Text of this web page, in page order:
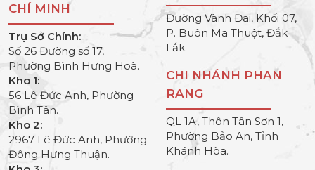
CHÍ MINH
Trụ Sở Chính:
Số 26 Đường số 17,
Phường Bình Hưng Hoà.
Kho 1:
56 Lê Đức Anh, Phường
Bình Tân.
Kho 2:
2967 Lê Đức Anh, Phường
Đông Hưng Thuận.
Đường Vành Đai, Khối 07,
P. Buôn Ma Thuột, Đắk
Lắk.
CHI NHÁNH PHAN
RANG
QL 1A, Thôn Tân Sơn 1,
Phường Bảo An, Tỉnh
Khánh Hòa.